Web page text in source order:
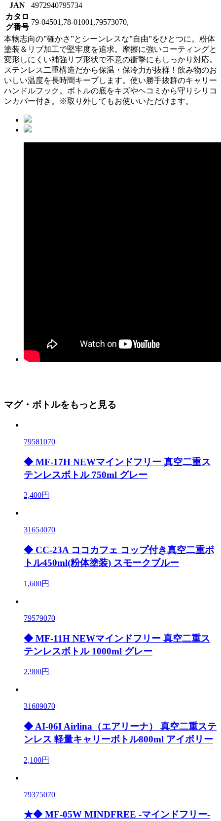
JAN
4972940795734
カタロ
グ番号
79-04501,78-01001,79573070,
本物志向の”確かさ”とシーンレスな”自由”をひとつに。粉体
塗装＆リブ加工で堅牢度を追求。摩擦に強いコーティングと
変形しにくい補強リブ形状で不意の衝撃にもしっかり対応。
ステンレス二重構造だから保温・保冷力が抜群！飲み物のお
いしい温度を長時間キープします。使い勝手抜群のキャリー
ハンドルフック。ボトルの底をキズやヘコミから守りシリコ
ンカバー付き。※取り外してもお使いいただけます。
マグ・ボトルをもっと見る
79581070
◆ MF-17H NEWマインドフリー 真空二重ス
テンレスボトル 750ml グレー
2,400円
31654070
◆ CC-23A ココカフェ コップ付き真空二重ボ
トル450ml(粉体塗装) スモークブルー
1,600円
79579070
◆ MF-11H NEWマインドフリー 真空二重ス
テンレスボトル 1000ml グレー
2,900円
31689070
◆ AI-06I Airlina（エアリーナ） 真空二重ステ
ンレス 軽量キャリーボトル800ml アイボリー
2,100円
79375070
★◆ MF-05W MINDFREE -マインドフリー-